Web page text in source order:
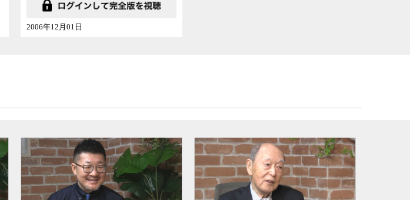
うか。そして、そ
をもたらしていな
えることにつなげ
トの神保哲生、社
2006年12月01日